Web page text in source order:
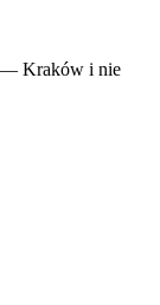
— Kraków i nie